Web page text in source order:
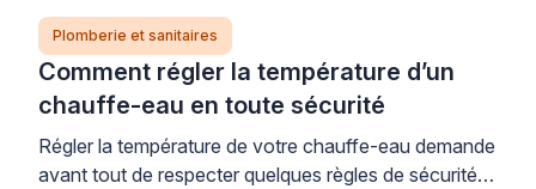
Plomberie et sanitaires
Comment régler la température d’un
chauffe-eau en toute sécurité
Régler la température de votre chauffe-eau demande
avant tout de respecter quelques règles de sécurité